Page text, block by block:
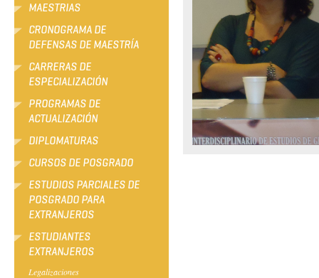
MAESTRIAS
CRONOGRAMA DE
DEFENSAS DE MAESTRÍA
CARRERAS DE
ESPECIALIZACIÓN
PROGRAMAS DE
ACTUALIZACIÓN
DIPLOMATURAS
CURSOS DE POSGRADO
ESTUDIOS PARCIALES DE
POSGRADO PARA
EXTRANJEROS
ESTUDIANTES
EXTRANJEROS
Legalizaciones